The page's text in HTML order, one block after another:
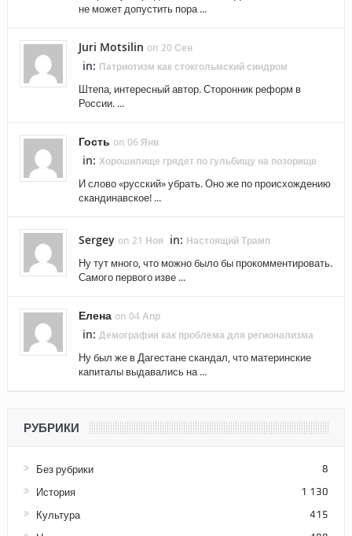
не может допустить пора ...
Juri Motsilin on 20 Сен
in: Патриотизм как стокгольмский синдром
Штепа, интересный автор. Сторонник реформ в
России. ...
Гость on 06 Янв
in: Хорошилище грядет по гульбищу на позорище
И слово «русский» убрать. Оно же по происхождению
скандинавское! ...
Sergey on 21 Ноя in: Настоящий Трамп
Ну тут много, что можно было бы прокомментировать.
Самого первого изве ...
Елена on 04 Апр
in: Демография как проблема для регионализма
Ну был же в Дагестане скандал, что материнские
капиталы выдавались на ...
РУБРИКИ
Без рубрики 8
История 1 130
Культура 415